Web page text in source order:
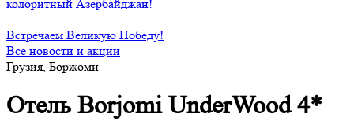
колоритный Азербайджан!
Встречаем Великую Победу!
Все новости и акции
Грузия, Боржоми
Отель Borjomi UnderWood 4*